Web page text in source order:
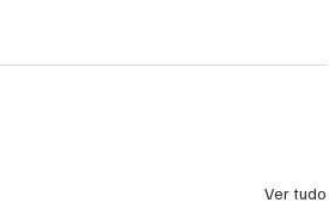
Ver tudo